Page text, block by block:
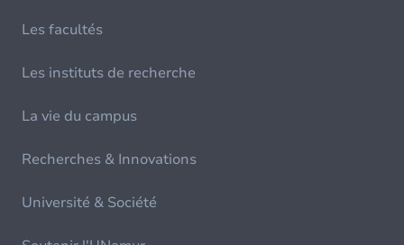
Les facultés
Les instituts de recherche
La vie du campus
Recherches & Innovations
Université & Société